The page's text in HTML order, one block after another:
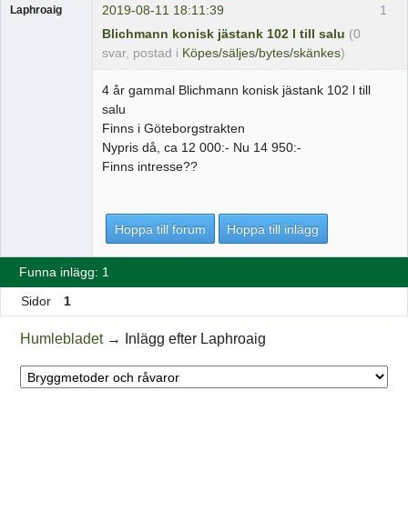
1
Laphroaig
2019-08-11 18:11:39
Blichmann konisk jästank 102 l till salu (0
svar, postad i Köpes/säljes/bytes/skänkes)
4 år gammal Blichmann konisk jästank 102 l till
salu
Finns i Göteborgstrakten
Nypris då, ca 12 000:- Nu 14 950:-
Finns intresse??
Hoppa till forum Hoppa till inlägg
Funna inlägg: 1
Sidor 1
Humlebladet → Inlägg efter Laphroaig